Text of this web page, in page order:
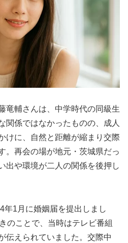
竜輔さんは、中学時代の同級生
関係ではなかったものの、成人
けに、自然と距離が縮まり交際
。再会の場が地元・茨城県だっ
出や環境が二人の関係を後押し
年1月に婚姻届を提出しまし
のことで、当時はテレビ番組
伝えられていました。交際中